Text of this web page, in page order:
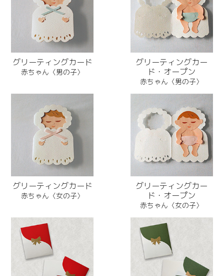
グリーティングカード
赤ちゃん〈男の子〉
グリーティングカー
ド・オープン
赤ちゃん〈男の子〉
グリーティングカード
赤ちゃん〈女の子〉
グリーティングカー
ド・オープン
赤ちゃん〈女の子〉